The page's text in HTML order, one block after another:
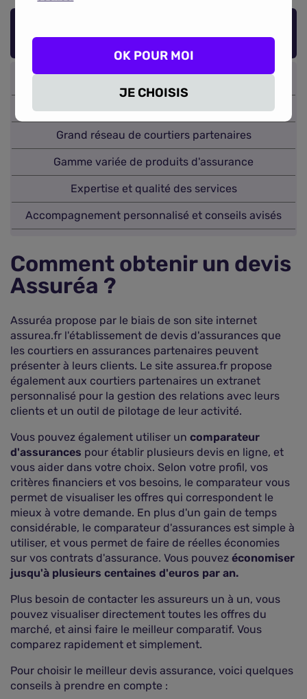
100 % indépendent
Grand réseau de courtiers partenaires
Gamme variée de produits d'assurance
Expertise et qualité des services
Accompagnement personnalisé et conseils avisés
Comment obtenir un devis
Assuréa ?
Assuréa propose par le biais de son site internet
assurea.fr l'établissement de devis d'assurances que
les courtiers en assurances partenaires peuvent
présenter à leurs clients. Le site assurea.fr propose
également aux courtiers partenaires un extranet
personnalisé pour la gestion des relations avec leurs
clients et un outil de pilotage de leur activité.
Vous pouvez également utiliser un comparateur
d'assurances pour établir plusieurs devis en ligne, et
vous aider dans votre choix. Selon votre profil, vos
critères financiers et vos besoins, le comparateur vous
permet de visualiser les offres qui correspondent le
mieux à votre demande. En plus d'un gain de temps
considérable, le comparateur d'assurances est simple à
utiliser, et vous permet de faire de réelles économies
sur vos contrats d'assurance. Vous pouvez économiser
jusqu'à plusieurs centaines d'euros par an.
Plus besoin de contacter les assureurs un à un, vous
pouvez visualiser directement toutes les offres du
marché, et ainsi faire le meilleur comparatif. Vous
comparez rapidement et simplement.
Pour choisir le meilleur devis assurance, voici quelques
conseils à prendre en compte :
JE CHOISIS
OK POUR MOI